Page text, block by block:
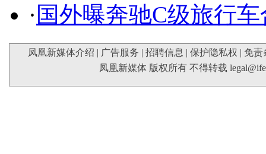
· 国外曝奔驰C级旅行
凤凰新媒体介绍 | 广告服务 | 招聘信息 | 保护隐私权 | 免责
凤凰新媒体 版权所有 不得转载